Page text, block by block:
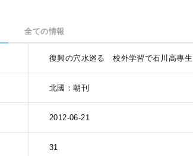
全ての情報
復興の穴水巡る 校外学習で石川高專生
北國：朝刊
2012-06-21
31